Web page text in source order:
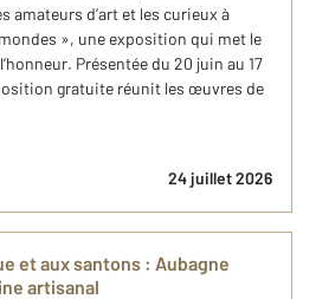
amateurs d’art et les curieux à
», une exposition qui met le
Présentée du 20 juin au 17
gratuite réunit les œuvres de
24 juillet 2026
et aux santons : Aubagne
artisanal